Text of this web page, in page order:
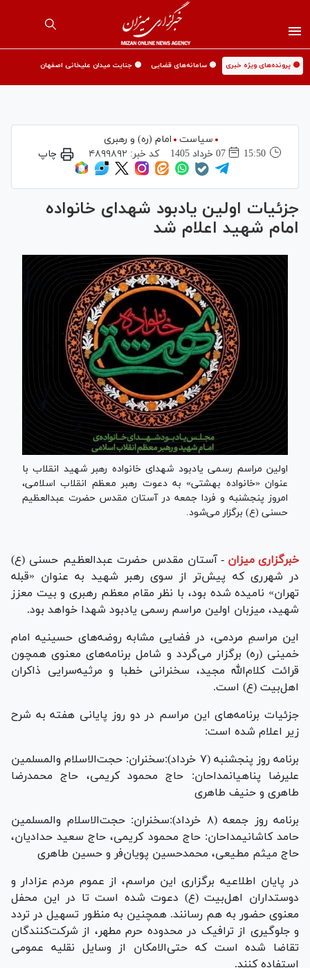
🟡 پرونده‌های ویژه خبری 🟡 سامانه‌های قضایی 🟡 جنایت میدان علیخانی اصفهان
سیاست
امام (ره) و رهبری
15:50
07 خرداد 1405 کد خبر: ۴۸۹۹۸۹۲ چاپ
جزئیات اولین یادبود شهدای خانواده
امام شهید اعلام شد
اولین مراسم رسمی یادبود شهدای خانواده رهبر شهید انقلاب با
عنوان «خانواده بهشتی» به دعوت رهبر معظم انقلاب اسلامی،
امروز پنجشنبه و فردا جمعه در آستان مقدس حضرت عبدالعظیم
حسنی (ع) برگزار می‌شود.
خبرگزاری میزان - آستان مقدس حضرت عبدالعظیم حسنی (ع)
در شهرری که پیش‌تر از سوی رهبر شهید به عنوان «قبله
تهران» نامیده شده بود، با نظر مقام معظم رهبری و بیت معزز
شهید، میزبان اولین مراسم رسمی یادبود شهدا خواهد بود.
​این مراسمِ مردمی، در فضایی مشابه روضه‌های حسینیه امام
خمینی (ره) برگزار می‌گردد و شامل برنامه‌های معنوی همچون
قرائت کلام‌الله مجید، سخنرانی خطبا و مرثیه‌سرایی ذاکران
اهل‌بیت (ع) است.
​جزئیات برنامه‌های این مراسم در دو روز پایانی هفته به شرح
زیر اعلام شده است:​
برنامه روز پنجشنبه (۷ خرداد):​سخنران: حجت‌الاسلام والمسلمین
علیرضا پناهیان​مداحان: حاج محمود کریمی، حاج محمدرضا
طاهری و حنیف طاهری​
برنامه روز جمعه (۸ خرداد):​سخنران: حجت‌الاسلام والمسلمین
حامد کاشانی​مداحان: حاج محمود کریمی، حاج سعید حدادیان،
حاج میثم مطیعی، محمدحسین پویان‌فر و حسین طاهری
در پایان اطلاعیه برگزاری این مراسم، از عموم مردم عزادار و
دوستداران اهل‌بیت (ع) دعوت شده است تا در این محفل
معنوی حضور به هم رسانند. همچنین به منظور تسهیل در تردد
و جلوگیری از ترافیک در محدوده حرم مطهر، از شرکت‌کنندگان
تقاضا شده است که حتی‌الامکان از وسایل نقلیه عمومی
استفاده کنند.